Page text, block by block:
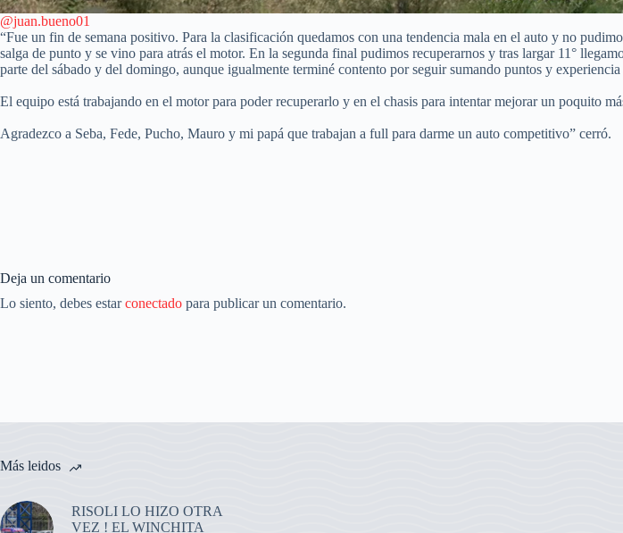
@juan.bueno01
“Fue un fin de semana positivo. Para la clasificación quedamos con una tendencia mala en el auto y no
salga de punto y se vino para atrás el motor. En la segunda final pudimos recuperarnos y tras largar 11°
parte del sábado y del domingo, aunque igualmente terminé contento por seguir sumando puntos y
El equipo está trabajando en el motor para poder recuperarlo y en el chasis para intentar mejorar un poquito
Agradezco a Seba, Fede, Pucho, Mauro y mi papá que trabajan a full para darme un auto competitivo” cerró.
Deja un comentario
Lo siento, debes estarconectado para publicar un comentario.
Más leidos
RISOLI LO HIZO OTRA
VEZ ! EL WINCHITA